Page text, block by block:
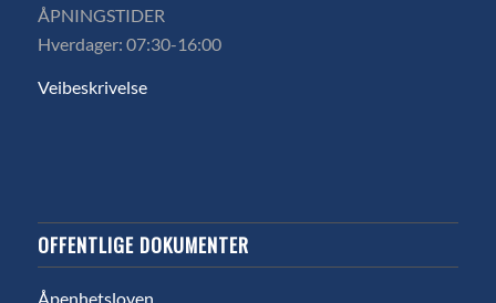
ÅPNINGSTIDER
Hverdager: 07:30-16:00
Veibeskrivelse
OFFENTLIGE DOKUMENTER
Åpenhetsloven